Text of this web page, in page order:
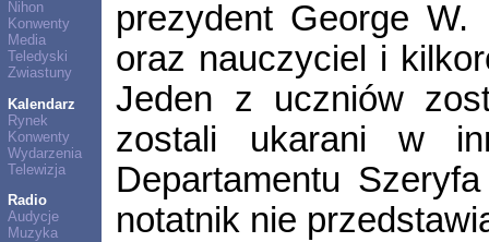
Nihon
Konwenty
Media
Teledyski
Zwiastuny
Kalendarz
Rynek
Konwenty
Wydarzenia
Telewizja
Radio
Audycje
Muzyka
prezydent George
oraz nauczyciel i
Jeden z uczniów
zostali ukarani w
Departamentu
notatnik nie